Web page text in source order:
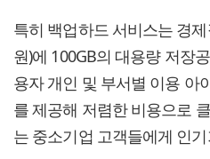
특히 백업하드 서비스는 경
원)에 100GB의 대용량 저장
용자 개인 및 부서별 이용 아
를 제공해 저렴한 비용으로
는 중소기업 고객들에게 인